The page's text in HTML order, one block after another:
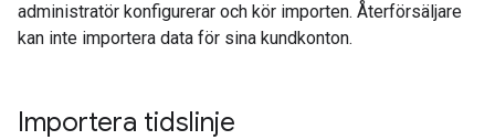
administratör konfigurerar och kör importen. Återförsäljare
kan inte importera data för sina kundkonton.
Importera tidslinje